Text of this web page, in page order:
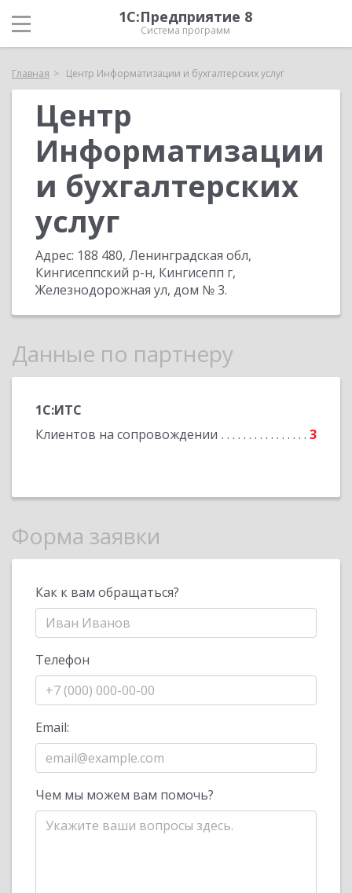
1С:Предприятие 8
Система программ
Главная Центр Информатизации и бухгалтерских услуг
Центр
Информатизации
и бухгалтерских
услуг
Адрес: 188 480, Ленинградская обл,
Кингисеппский р-н, Кингисепп г,
Железнодорожная ул, дом № 3.
Данные по партнеру
1С:ИТС
Клиентов на сопровождении
3
Форма заявки
Как к вам обращаться?
Телефон
Email:
Чем мы можем вам помочь?